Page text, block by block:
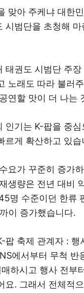
맞아 주케냐 대한
시범단을 초청해 마
태권도 시범단 주
노래도 따라 불러
연할 맛이 더 나는
인기는 K-팝을 중
르게 확산하고 있습
요가 꾸준히 증가
생량은 전년 대비
명 수준이던 한류
이 증가했습니다.
팝 축제 관계자 : 행
에서부터 무척 반
하시고 행사 전부
요. 그래서 전체적